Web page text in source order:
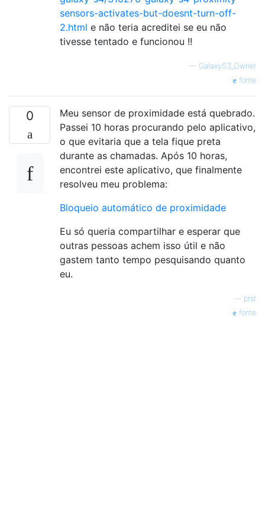
sensors-activates-but-doesnt-turn-off-
2.html e não teria acreditei se eu não
tivesse tentado e funcionou !!
— GalaxyS3_Owner
fonte
0
Meu sensor de proximidade está quebrado.
Passei 10 horas procurando pelo aplicativo,
o que evitaria que a tela fique preta
durante as chamadas. Após 10 horas,
encontrei este aplicativo, que finalmente
resolveu meu problema:
Bloqueio automático de proximidade
Eu só queria compartilhar e esperar que
outras pessoas achem isso útil e não
gastem tanto tempo pesquisando quanto
eu.
prst
fonte